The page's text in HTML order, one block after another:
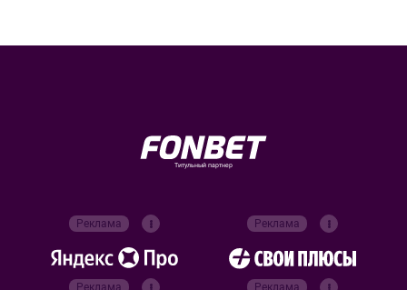
Титульный партнер
Реклама Реклама
Реклама Реклама